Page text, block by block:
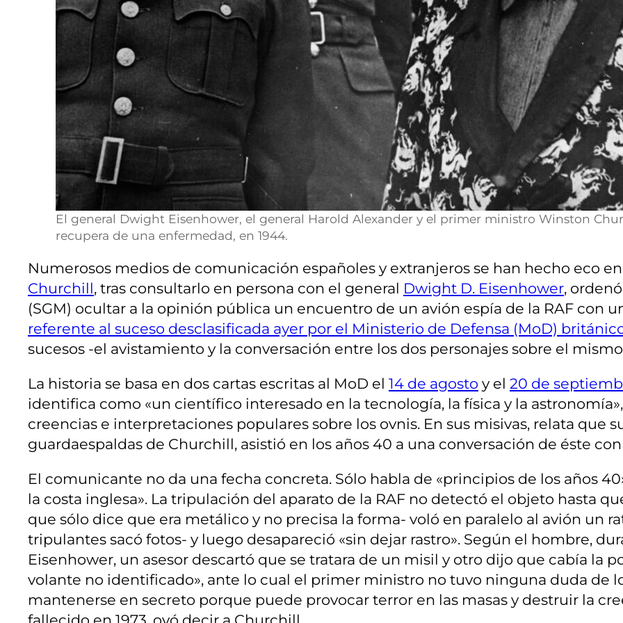
El general Dwight Eisenhower, el general Harold Alexander y el primer ministro Winston
recupera de una enfermedad, en 1944.
Numerosos medios de comunicación españoles y extranjeros se han hecho eco
Churchill, tras consultarlo en persona con el general Dwight D. Eisenhower,
(SGM) ocultar a la opinión pública un encuentro de un avión espía de la RAF con
referente al suceso desclasificada ayer por el Ministerio de Defensa (MoD)
sucesos -el avistamiento y la conversación entre los dos personajes sobre el
La historia se basa en dos cartas escritas al MoD el 14 de agosto y el 20 de
identifica como «un científico interesado en la tecnología, la física y la
creencias e interpretaciones populares sobre los ovnis. En sus misivas, relata que
guardaespaldas de Churchill, asistió en los años 40 a una conversación de éste
El comunicante no da una fecha concreta. Sólo habla de «principios de los años
la costa inglesa». La tripulación del aparato de la RAF no detectó el objeto hasta
que sólo dice que era metálico y no precisa la forma- voló en paralelo al avión un
tripulantes sacó fotos- y luego desapareció «sin dejar rastro». Según el hombre,
Eisenhower, un asesor descartó que se tratara de un misil y otro dijo que cabía la
volante no identificado», ante lo cual el primer ministro no tuvo ninguna duda de
mantenerse en secreto porque puede provocar terror en las masas y destruir la